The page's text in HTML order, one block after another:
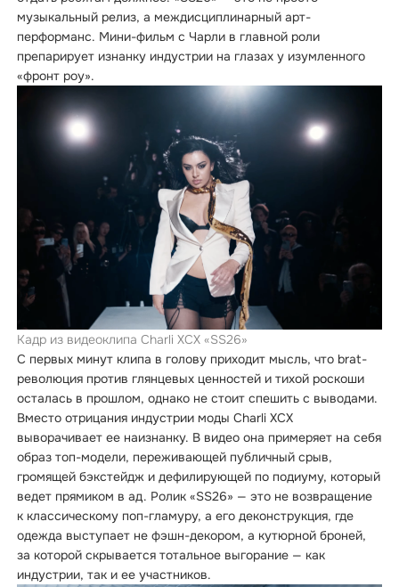
музыкальный релиз, а междисциплинарный арт-
перформанс. Мини-фильм с Чарли в главной роли
препарирует изнанку индустрии на глазах у изумленного
«фронт роу».
Кадр из видеоклипа Charli XCX «SS26»
С первых минут клипа в голову приходит мысль, что brat-
революция против глянцевых ценностей и тихой роскоши
осталась в прошлом, однако не стоит спешить с выводами.
Вместо отрицания индустрии моды Charli XCX
выворачивает ее наизнанку. В видео она примеряет на себя
образ топ-модели, переживающей публичный срыв,
громящей бэкстейдж и дефилирующей по подиуму, который
ведет прямиком в ад. Ролик «SS26» — это не возвращение
к классическому поп-гламуру, а его деконструкция, где
одежда выступает не фэшн-декором, а кутюрной броней,
за которой скрывается тотальное выгорание — как
индустрии, так и ее участников.